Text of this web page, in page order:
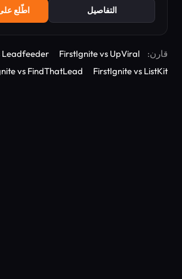
التفاصيل اطّلع
قارن: Leadfeeder
FirstIgnite vs UpViral
vs FindThatLead
FirstIgnite vs ListKit